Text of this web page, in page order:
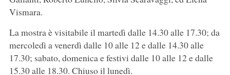
Vismara.
La mostra è visitabile il martedì dalle 14.30 alle 17.30; da
mercoledì a venerdì dalle 10 alle 12 e dalle 14.30 alle
17.30; sabato, domenica e festivi dalle 10 alle 12 e dalle
15.30 alle 18.30. Chiuso il lunedì.